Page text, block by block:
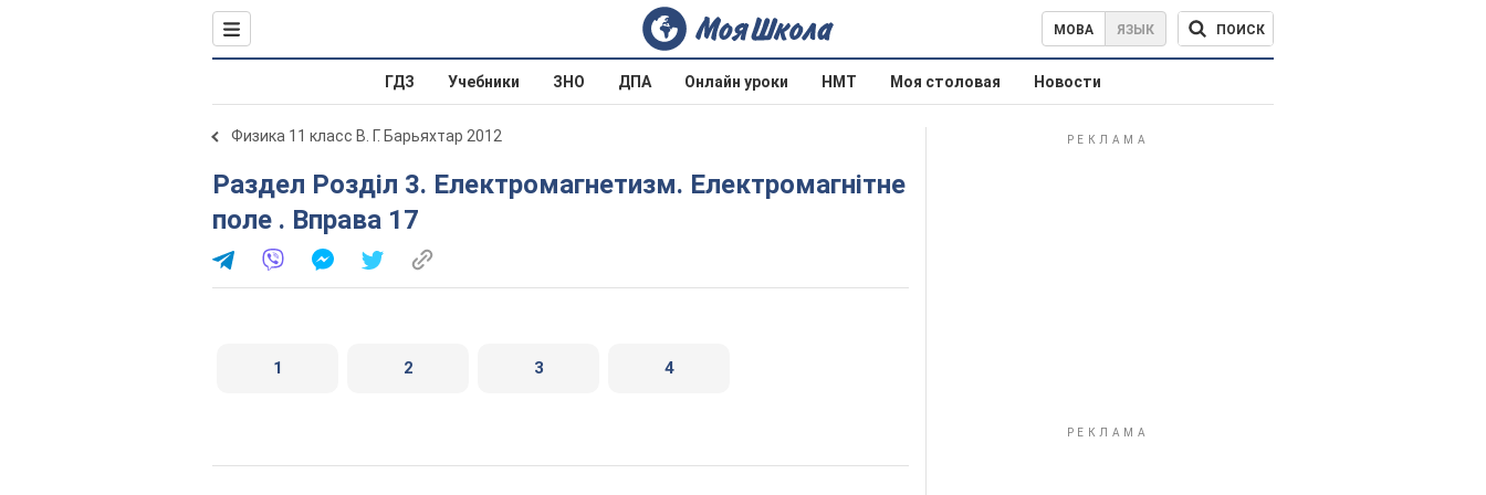
МОВА ЯЗЫК ПОИСК
ГДЗ Учебники ЗНО ДПА Онлайн уроки НМТ Моя столовая Новости
Физика 11 класс В. Г. Барьяхтар 2012
Раздел Розділ 3. Електромагнетизм. Електромагнітне
поле . Вправа 17
1 2 3 4